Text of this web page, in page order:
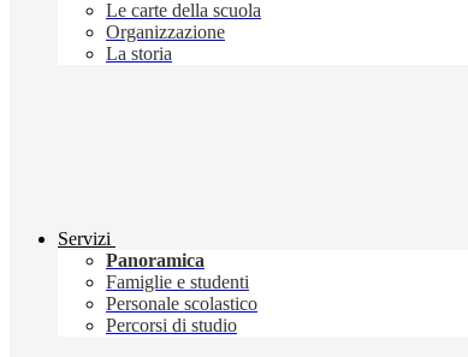
Le carte della scuola
Organizzazione
La storia
Servizi
Panoramica
Famiglie e studenti
Personale scolastico
Percorsi di studio